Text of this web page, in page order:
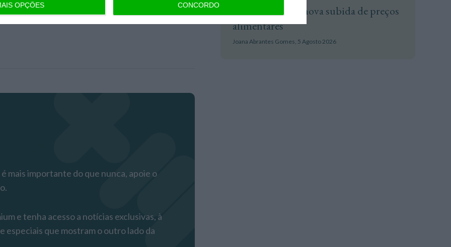
OPÇÕES CONCORDO
mais importante do que nunca, apoie o
e tenha acesso a notícias exclusivas, à
especiais que mostram o outro lado da
FAO alerta para nova subida de preços
alimentares
Joana Abrantes Gomes, 5 Agosto 2026